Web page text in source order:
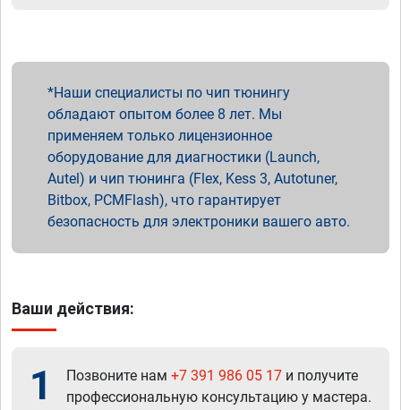
Наши специалисты по чип тюнингу
обладают опытом более 8 лет. Мы
применяем только лицензионное
оборудование для диагностики (Launch,
Autel) и чип тюнинга (Flex, Kess 3, Autotuner,
Bitbox, PCMFlash), что гарантирует
безопасность для электроники вашего авто.
Ваши действия:
1 Позвоните нам +7 391 986 05 17 и получите
профессиональную консультацию у мастера.